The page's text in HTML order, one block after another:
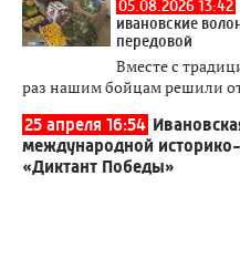
05.08.2026 13:42
ивановские
передовой
Вместе с
раз нашим бойцам решили
25 апреля 16:54
международной
«Диктант Победы»